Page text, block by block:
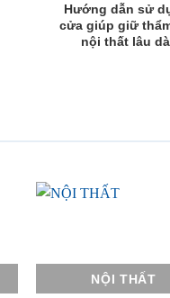
Hướng dẫn sử
cửa giúp giữ
nội thất lâu
NỘI THẤT